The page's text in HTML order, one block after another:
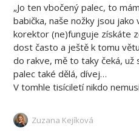
„Jo ten vbočený palec, to
babička, naše nožky jsou
korektor (ne)funguje získáte
dost často a ještě k tomu
do rakve, mě to taky čeká,
palec také dělá,
V tomhle tisíciletí nikdo
Zuzana Kejíková